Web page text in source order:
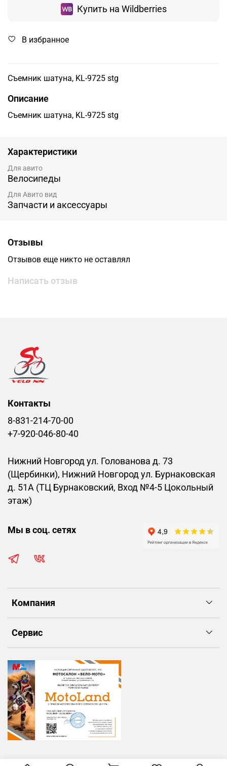
Купить на Wildberries
В избранное
Съемник шатуна, KL-9725 stg
Описание
Съемник шатуна, KL-9725 stg
Характеристики
Для авито
Велосипеды
Для Авито вид
Запчасти и аксессуары
Отзывы
Отзывов еще никто не оставлял
Написать отзыв
Компания
Сервис
Контакты
8-831-214-70-00
+7-920-046-80-40
Нижний Новгород ул. Голованова д. 73
(Щербинки), Нижний Новгород ул. Бурнаковская
д. 51А (ТЦ Бурнаковский, Вход №4-5 Цокольный
этаж)
Мы в соц. сетях